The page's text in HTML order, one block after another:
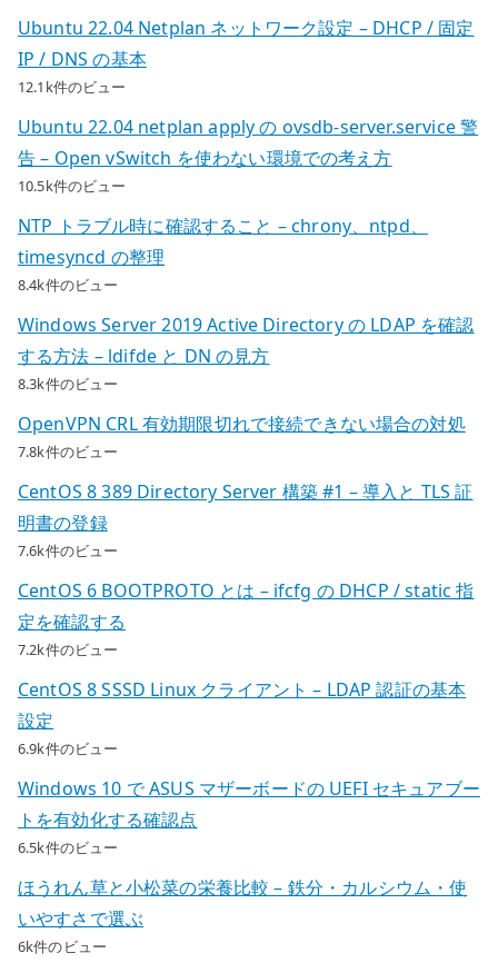
Ubuntu 22.04 Netplan ネットワーク設定 – DHCP / 固定
IP / DNS の基本
12.1k件のビュー
Ubuntu 22.04 netplan apply の ovsdb-server.service 警
告 – Open vSwitch を使わない環境での考え方
10.5k件のビュー
NTP トラブル時に確認すること – chrony、ntpd、
timesyncd の整理
8.4k件のビュー
Windows Server 2019 Active Directory の LDAP を確認
する方法 – ldifde と DN の見方
8.3k件のビュー
OpenVPN CRL 有効期限切れで接続できない場合の対処
7.8k件のビュー
CentOS 8 389 Directory Server 構築 #1 – 導入と TLS 証
明書の登録
7.6k件のビュー
CentOS 6 BOOTPROTO とは – ifcfg の DHCP / static 指
定を確認する
7.2k件のビュー
CentOS 8 SSSD Linux クライアント – LDAP 認証の基本
設定
6.9k件のビュー
Windows 10 で ASUS マザーボードの UEFI セキュアブー
トを有効化する確認点
6.5k件のビュー
ほうれん草と小松菜の栄養比較 – 鉄分・カルシウム・使
いやすさで選ぶ
6k件のビュー